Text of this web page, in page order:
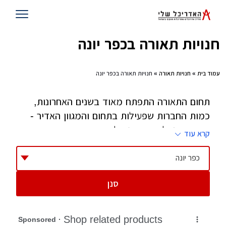
חנויות תאורה בכפר יונה
עמוד בית » חנויות תאורה » חנויות תאורה בכפר יונה
תחום התאורה התפתח מאוד בשנים האחרונות,
כמות החברות שפעילות בתחום והמגוון האדיר -
חייב אותנו להתייחס גם לתחום זה. ברוב המקרים,
בבנייה חדשה או שיפוצים תדרשו להחליף גופי
תאורה רבים, אם יש לכם מעצב הוא יוכל לעזור
לכם אם אין לכם, גשו לחנויות התאורה שאספנו
למטה והם ישמחו לייעץ לכם בכל שאלה או עניין.
קרא עוד
כפר יונה
סנן